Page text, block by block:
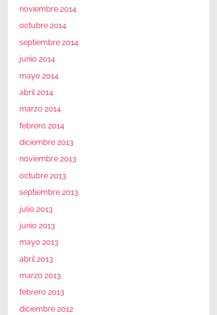
noviembre 2014
octubre 2014
septiembre 2014
junio 2014
mayo 2014
abril 2014
marzo 2014
febrero 2014
diciembre 2013
noviembre 2013
octubre 2013
septiembre 2013
julio 2013
junio 2013
mayo 2013
abril 2013
marzo 2013
febrero 2013
diciembre 2012